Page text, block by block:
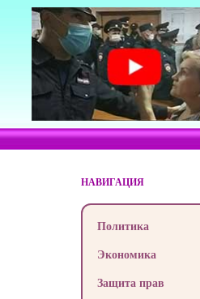
НАВИГАЦИЯ
Политика
Экономика
Защита прав